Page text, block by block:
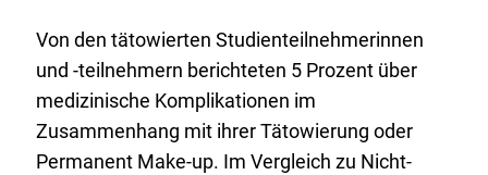
:Von den tätowierten Studienteilnehmerinnen
und -teilnehmern berichteten 5 Prozent über
medizinische Komplikationen im
Zusammenhang mit ihrer Tätowierung oder
Permanent Make-up. Im Vergleich zu Nicht-